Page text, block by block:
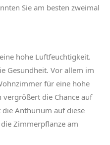
Sie am besten zweimal
hohe Luftfeuchtigkeit.
Gesundheit. Vor allem im
für eine hohe
die Chance auf
Anthurium auf diese
Zimmerpflanze am